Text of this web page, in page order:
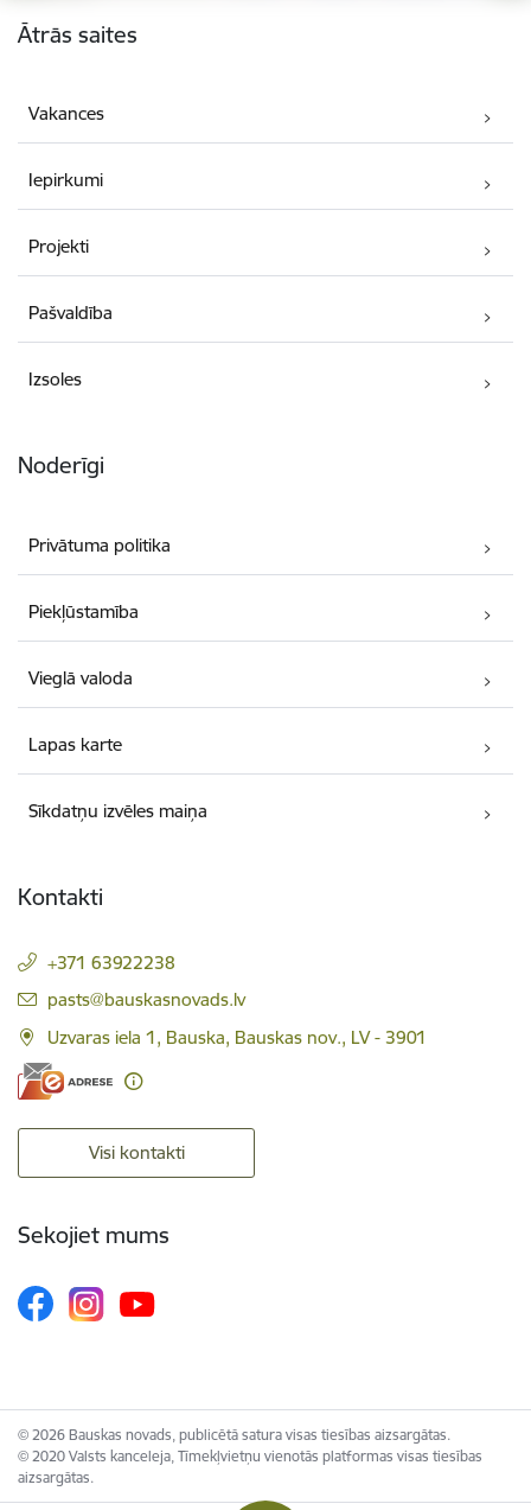
Ātrās saites
Vakances
Iepirkumi
Projekti
Pašvaldība
Izsoles
Noderīgi
Privātuma politika
Piekļūstamība
Vieglā valoda
Lapas karte
Sīkdatņu izvēles maiņa
Kontakti
+371 63922238
E-pasts:
pasts@bauskasnovads.lv
Uzvaras iela 1, Bauska, Bauskas nov., LV - 3901
Visi kontakti
Sekojiet mums
© 2026 Bauskas novads, publicētā satura visas tiesības aizsargātas.
© 2020 Valsts kanceleja, Tīmekļvietņu vienotās platformas visas tiesības
aizsargātas.